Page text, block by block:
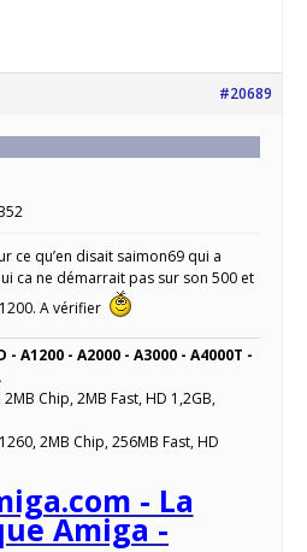
#20689
ce qu’en disait saimon69 qui a
ca ne démarrait pas sur son 500 et
A vérifier
- A1200 - A2000 - A3000 - A4000T -
Chip, 2MB Fast, HD 1,2GB,
2MB Chip, 256MB Fast, HD
- La
Amiga -